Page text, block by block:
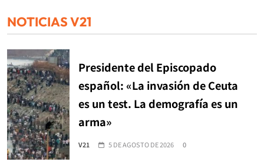
NOTICIAS V21
Presidente del Episcopado
español: «La invasión de Ceuta
es un test. La demografía es un
arma»
V21 5 DE AGOSTO DE 2026 0